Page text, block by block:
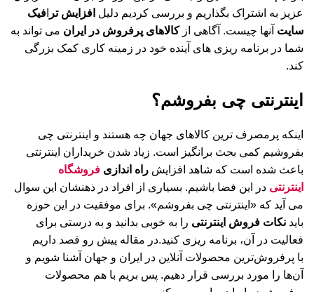
عزیز به اشتراک بگذاریم و بررسی کردیم دلیل افزایش تر فیک
سایت آنها چیست. آگاهی ازکالاهای پرفروش در ایران می تواند به
شما در برنامه ریزی های آینده خود در زمینه کاری کمک بزرگی
کند.
اینترنتی چی بفروشم؟
اینکه پرمصرف ترین کالاهای جهان چه هستند و اینترنتی چی
بفروشیم کمی بحث برانگیز است. زیاد شدن خریداران اینترنتی
باعث شده است که شاهد افزایش راه اندازی فروشگاه
اینترنتی در این فضا باشیم. بسیاری از افراد در ذهنشان این سوال
می آید که «اینترنتی چی بفروشم». برای موفقیت در این حوزه
باید نکات فروش اینترنتی را به خوبی بدانید و به درستی برای
فعالیت در آن، برنامه ریزی کنید.در مقاله پیش رو قصد داریم
با پرفروش‌ترین محصولات آنلاین در ایران و جهان آشنا شویم و
آن‌ها را مورد بررسی قرار دهیم. پس بریم با هم محصولات